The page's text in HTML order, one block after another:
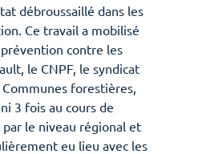
débroussaillé dans les
Ce travail a mobilisé
contre les
le CNPF, le syndicat
forestières,
3 fois au cours de
par le niveau régional et
eu lieu avec les